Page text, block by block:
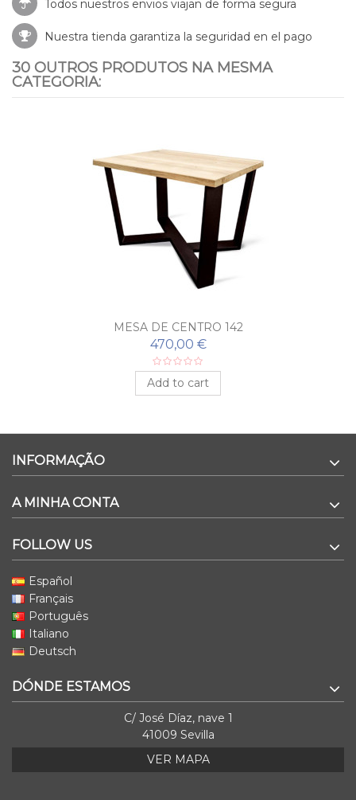
Todos nuestros envios viajan de forma segura
Nuestra tienda garantiza la seguridad en el pago
30 OUTROS PRODUTOS NA MESMA
CATEGORIA:
MESA DE CENTRO 142
470,00 €
Add to cart
INFORMAÇÃO
A MINHA CONTA
FOLLOW US
Español
Français
Português
Italiano
Deutsch
DÓNDE ESTAMOS
C/ José Díaz, nave 1
41009 Sevilla
VER MAPA